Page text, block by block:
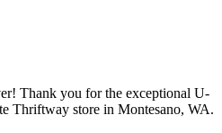
Thank you for the exceptional U-
Thriftway store in Montesano, WA.